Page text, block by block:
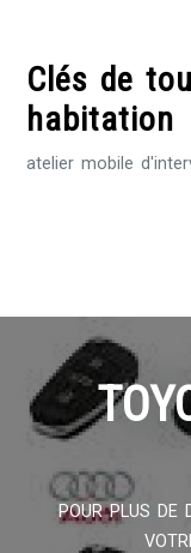
contentClés de
habitation
atelier mobile
POUR PLUS DE